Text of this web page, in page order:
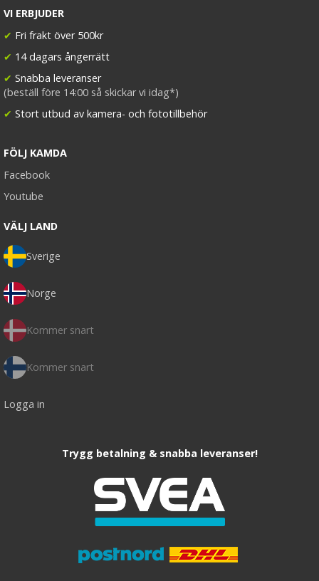
VI ERBJUDER
✔ Fri frakt över 500kr
✔ 14 dagars ångerrätt
✔ Snabba leveranser
(beställ före 14:00 så skickar vi idag*)
✔ Stort utbud av kamera- och fototillbehör
FÖLJ KAMDA
Facebook
Youtube
VÄLJ LAND
Sverige
Norge
Kommer snart
Kommer snart
Logga in
Trygg betalning & snabba leveranser!